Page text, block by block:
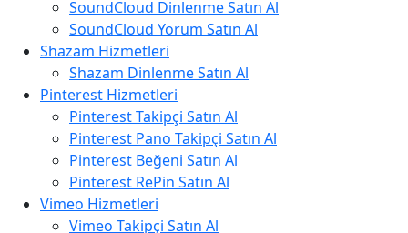
SoundCloud Dinlenme Satın Al
SoundCloud Yorum Satın Al
Shazam Hizmetleri
Shazam Dinlenme Satın Al
Pinterest Hizmetleri
Pinterest Takipçi Satın Al
Pinterest Pano Takipçi Satın Al
Pinterest Beğeni Satın Al
Pinterest RePin Satın Al
Vimeo Hizmetleri
Vimeo Takipçi Satın Al